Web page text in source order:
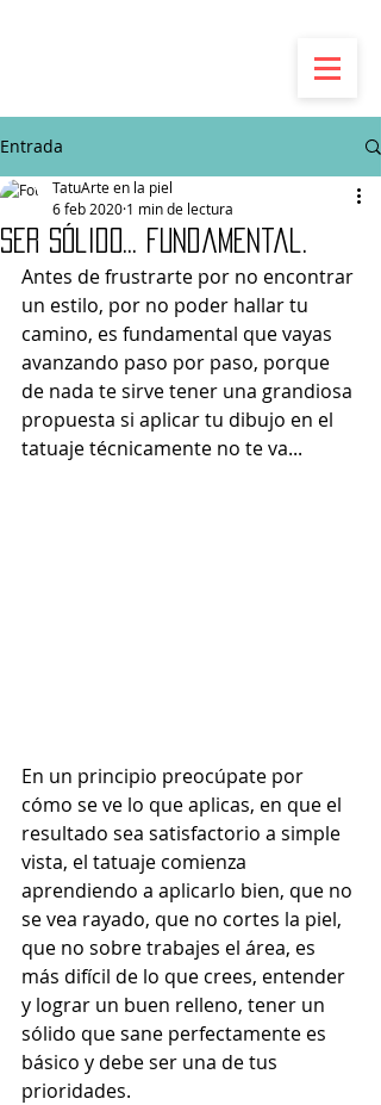
Entrada
Ser sólido... fundamental.
TatuArte en la piel
6 feb 2020 1 min de lectura
Antes de frustrarte por no encontrar
un estilo, por no poder hallar tu
camino, es fundamental que vayas
avanzando paso por paso, porque
de nada te sirve tener una grandiosa
propuesta si aplicar tu dibujo en el
tatuaje técnicamente no te va...
En un principio preocúpate por
cómo se ve lo que aplicas, en que el
resultado sea satisfactorio a simple
vista, el tatuaje comienza
aprendiendo a aplicarlo bien, que no
se vea rayado, que no cortes la piel,
que no sobre trabajes el área, es
más difícil de lo que crees, entender
y lograr un buen relleno, tener un
sólido que sane perfectamente es
básico y debe ser una de tus
prioridades.